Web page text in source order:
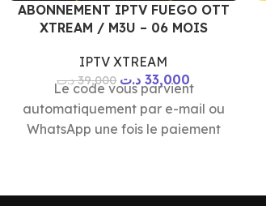
ABONNEMENT IPTV FUEGO OTT
XTREAM / M3U – 06 MOIS
IPTV XTREAM
39,000 د.ت 33,000 د.ت
Le code vous parvient
automatiquement par e-mail ou
WhatsApp une fois le paiement